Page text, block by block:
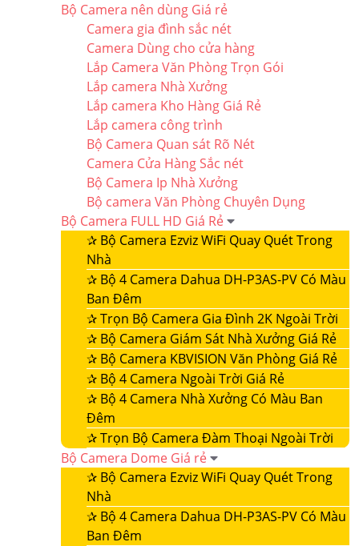
Bộ Camera nên dùng Giá rẻ
Camera gia đình sắc nét
Camera Dùng cho cửa hàng
Lắp Camera Văn Phòng Trọn Gói
Lắp camera Nhà Xưởng
Lắp camera Kho Hàng Giá Rẻ
Lắp camera công trình
Bộ Camera Quan sát Rõ Nét
Camera Cửa Hàng Sắc nét
Bộ Camera Ip Nhà Xưởng
Bộ camera Văn Phòng Chuyên Dụng
Bộ Camera FULL HD Giá Rẻ
✰ Bộ Camera Ezviz WiFi Quay Quét Trong
Nhà
✰ Bộ 4 Camera Dahua DH-P3AS-PV Có Màu
Ban Đêm
✰Trọn Bộ Camera Gia Đình 2K Ngoài Trời
✰ Bộ Camera Giám Sát Nhà Xưởng Giá Rẻ
✰ Bộ Camera KBVISION Văn Phòng Giá Rẻ
✰ Bộ 4 Camera Ngoài Trời Giá Rẻ
✰ Bộ 4 Camera Nhà Xưởng Có Màu Ban
Đêm
✰Trọn Bộ Camera Đàm Thoại Ngoài Trời
Bộ Camera Dome Giá rẻ
✰ Bộ Camera Ezviz WiFi Quay Quét Trong
Nhà
✰ Bộ 4 Camera Dahua DH-P3AS-PV Có Màu
Ban Đêm